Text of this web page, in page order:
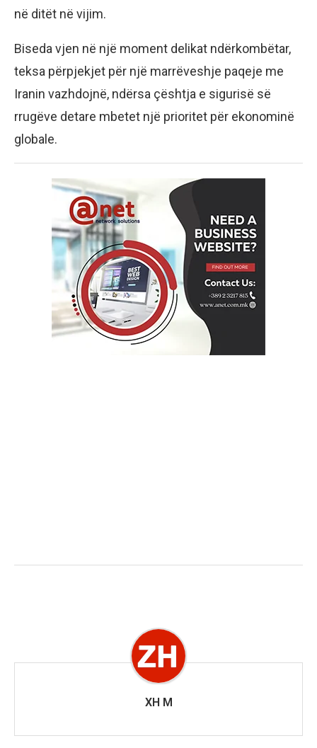
në ditët në vijim.
Biseda vjen në një moment delikat ndërkombëtar,
teksa përpjekjet për një marrëveshje paqeje me
Iranin vazhdojnë, ndërsa çështja e sigurisë së
rrugëve detare mbetet një prioritet për ekonominë
globale.
XH M